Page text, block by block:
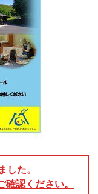
た。
認ください。